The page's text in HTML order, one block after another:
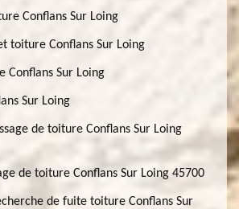
Conflans Sur Loing
toiture Conflans Sur Loing
Conflans Sur Loing
Sur Loing
de toiture Conflans Sur Loing
de toiture Conflans Sur Loing 45700
de fuite toiture Conflans Sur